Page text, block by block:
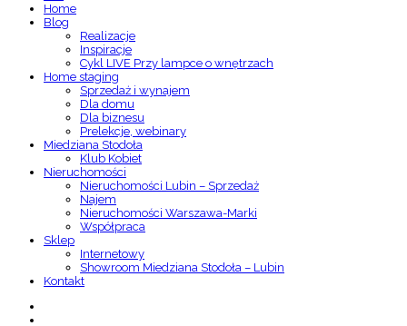
Home
Blog
Realizacje
Inspiracje
Cykl LIVE Przy lampce o wnętrzach
Home staging
Sprzedaż i wynajem
Dla domu
Dla biznesu
Prelekcje, webinary
Miedziana Stodoła
Klub Kobiet
Nieruchomości
Nieruchomości Lubin – Sprzedaż
Najem
Nieruchomości Warszawa-Marki
Współpraca
Sklep
Internetowy
Showroom Miedziana Stodoła – Lubin
Kontakt